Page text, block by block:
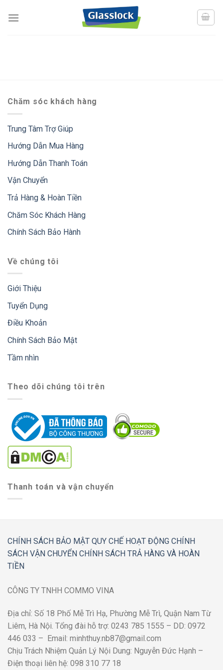
Chăm sóc khách hàng
Trung Tâm Trợ Giúp
Hướng Dẫn Mua Hàng
Hướng Dẫn Thanh Toán
Vận Chuyển
Trả Hàng & Hoàn Tiền
Chăm Sóc Khách Hàng
Chính Sách Bảo Hành
Về chúng tôi
Giới Thiệu
Tuyển Dụng
Điều Khoản
Chính Sách Bảo Mật
Tầm nhìn
Theo dõi chúng tôi trên
Thanh toán và vận chuyển
CHÍNH SÁCH BẢO MẬT QUY CHẾ HOẠT ĐỘNG CHÍNH
SÁCH VẬN CHUYỂN CHÍNH SÁCH TRẢ HÀNG VÀ HOÀN
TIỀN
CÔNG TY TNHH COMMO VINA
Địa chỉ: Số 18 Phố Mễ Trì Hạ, Phường Mễ Trì, Quận Nam Từ
Liêm, Hà Nội. Tổng đài hỗ trợ: 0243 785 1555 – DD: 0972
446 033 – Email: minhthuy.nb87@gmail.com
Chịu Trách Nhiệm Quản Lý Nội Dung: Nguyễn Đức Hạnh –
Điện thoại liên hệ: 098 310 77 18